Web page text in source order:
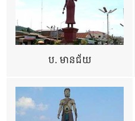
ប. មានជ័យ